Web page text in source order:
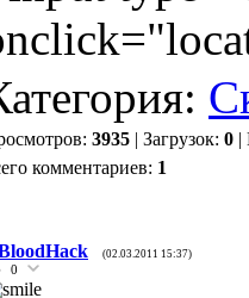
3935 | Загрузок: 0 |
комментариев: 1
(02.03.2011 15:37)
0